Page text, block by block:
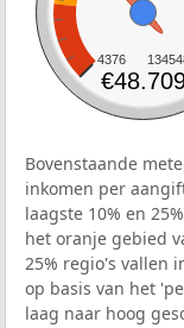
4376
Bovenstaande
inkomen per
laagste 10% en
het oranje gebied
25% regio's vallen
op basis van het
laag naar hoog